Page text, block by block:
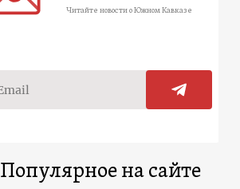
Читайте новости о Южном Кавказе
Популярное на сайте